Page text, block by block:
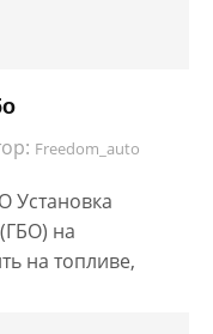
Freedom_auto
Установка
на
на топливе,